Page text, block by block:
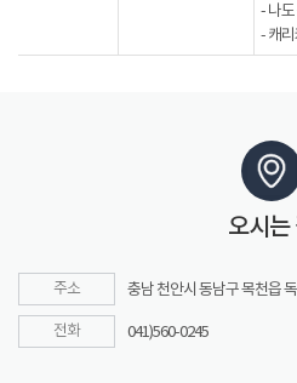
- 나
- 캐
오시는
주소 충남 천안시 동남구 목천읍
전화 041)560-0245